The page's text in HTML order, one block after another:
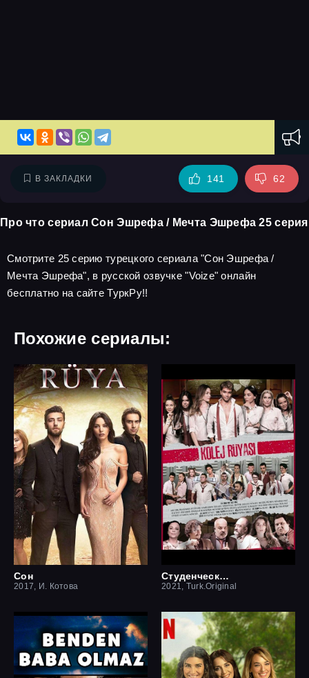
В ЗАКЛАДКИ 141 62
Про что сериал Сон Эшрефа / Мечта Эшрефа 25 серия
Смотрите 25 серию турецкого сериала "Сон Эшрефа /
Мечта Эшрефа", в русской озвучке "Voize" онлайн
бесплатно на сайте ТуркРу!!
Похожие сериалы:
Сон
2017, И. Котова
Студенческая мечта
2021, Turk.Original